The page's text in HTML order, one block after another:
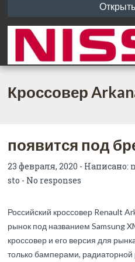
Кроссовер
появится под
23 февраля, 2020 - Написано:
sto - No responses
Российский кроссовер Renault
рынок под названием Samsung
кроссовер и его версия для
только бамперами,